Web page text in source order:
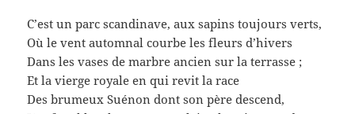
C’est un parc scandinave, aux sapins toujours verts,
Où le vent automnal courbe les fleurs d’hivers
Dans les vases de marbre ancien sur la terrasse ;
Et la vierge royale en qui revit la race
Des brumeux Suénon dont son père descend,